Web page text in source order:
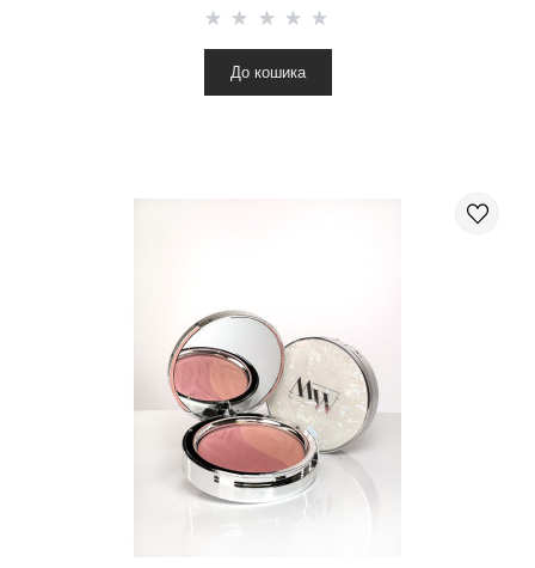
До кошика